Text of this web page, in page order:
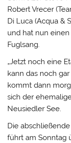
Robert Vrecer
Di Luca (Acqua &
und hat nun
Fuglsang.
„Jetzt noch eine
kann das noch
kommt dann
sich der
Neusiedler See.
Die
führt am Sonntag